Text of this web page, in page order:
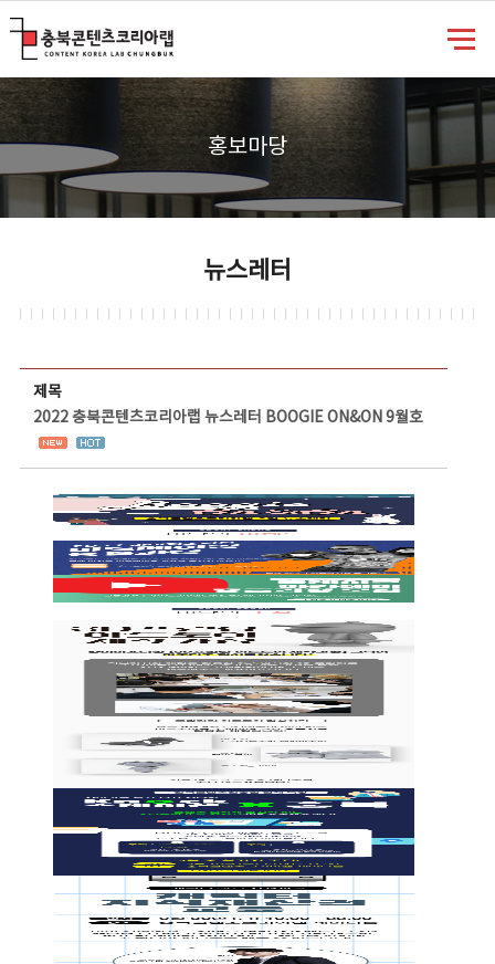
홍보마당
뉴스레터
제목
2022 충북콘텐츠코리아랩 뉴스레터 BOOGIE ON&ON 9월호